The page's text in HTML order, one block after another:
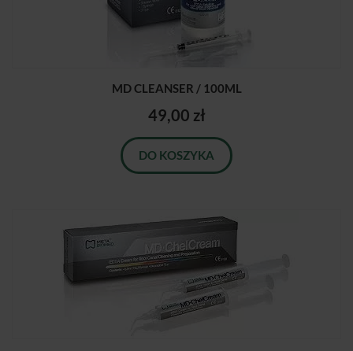
MD CLEANSER / 100ML
49,00 zł
DO KOSZYKA